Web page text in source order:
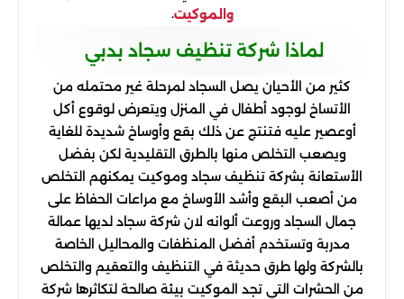
والموكيت.
لماذا شركة تنظيف سجاد بدبي
كثير من الأحيان يصل السجاد لمرحلة غير محتمله من
الأتساخ لوجود أطفال في المنزل ويتعرض لوقوع أكل
أوعصير عليه فتنتج عن ذلك بقع وأوساخ شديدة للغاية
ويصعب التخلص منها بالطرق التقليدية لكن بفضل
الأستعانة بشركة تنظيف سجاد وموكيت يمكنهم التخلص
من أصعب البقع وأشد الأوساخ مع مراعات الحفاظ على
جمال السجاد وروعت ألوانه لان شركة سجاد لديها عمالة
مدربة وتستخدم أفضل المنظفات والمحاليل الخاصة
بالشركة ولها طرق حديثة في التنظيف والتعقيم والتخلص
من الحشرات التي تجد الموكيت بيئة صالحة لتكاثرها شركة